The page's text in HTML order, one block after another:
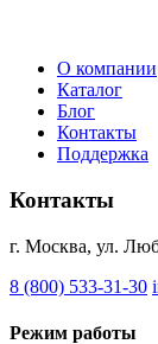
О компании
Каталог
Блог
Контакты
Поддержка
Контакты
г. Москва, ул.
8 (800) 533-31-30
Режим работы